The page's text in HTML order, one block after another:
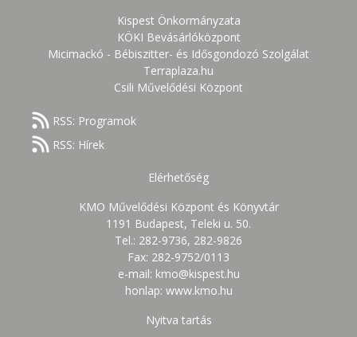
Kispest Önkormányzata
KÖKI Bevásárlóközpont
Micimackó - Bébiszitter- és Idősgondozó Szolgálat
Terraplaza.hu
Csili Művelődési Központ
RSS: Programok
RSS: Hírek
Elérhetőség
KMO Művelődési Központ és Könyvtár
1191 Budapest, Teleki u. 50.
Tel.: 282-9736, 282-9826
Fax: 282-9752/0113
e-mail: kmo@kispest.hu
honlap: www.kmo.hu
Nyitva tartás